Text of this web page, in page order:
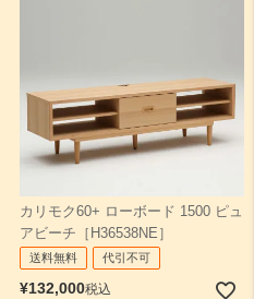
カリモク60+ ローボード 1500 ピュ
アビーチ［H36538NE］
送料無料 代引不可
¥132,000税込